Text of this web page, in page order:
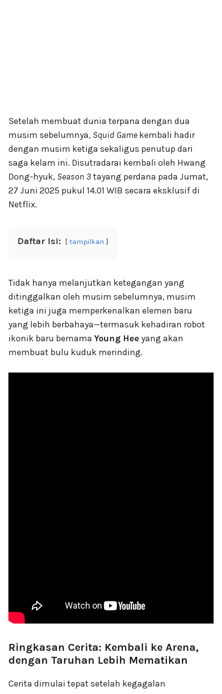
Setelah membuat dunia terpana dengan dua
musim sebelumnya, Squid Game kembali hadir
dengan musim ketiga sekaligus penutup dari
saga kelam ini. Disutradarai kembali oleh Hwang
Dong-hyuk, Season 3 tayang perdana pada Jumat,
27 Juni 2025 pukul 14.01 WIB secara eksklusif di
Netflix.
Daftar Isi: tampilkan
Tidak hanya melanjutkan ketegangan yang
ditinggalkan oleh musim sebelumnya, musim
ketiga ini juga memperkenalkan elemen baru
yang lebih berbahaya—termasuk kehadiran robot
ikonik baru bernama Young Hee yang akan
membuat bulu kuduk merinding.
Ringkasan Cerita: Kembali ke Arena,
dengan Taruhan Lebih Mematikan
Cerita dimulai tepat setelah kegagalan